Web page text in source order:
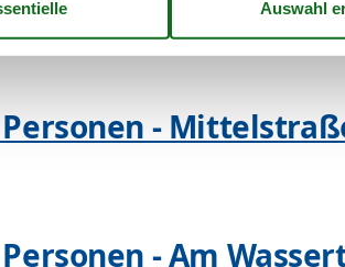
-
- Am